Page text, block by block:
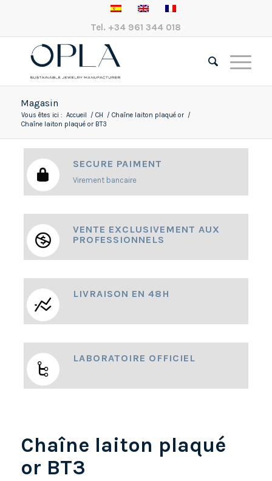
Tel. +34 961 344 018
Magasin
Vous êtes ici : Accueil / CH / Chaîne laiton plaqué or /
Chaîne laiton plaqué or BT3
SECURE PAIMENT
Virement bancaire
VENTE EXCLUSIVEMENT AUX
PROFESSIONNELS
LIVRAISON EN 48H
LABORATOIRE OFFICIEL
Chaîne laiton plaqué
or BT3